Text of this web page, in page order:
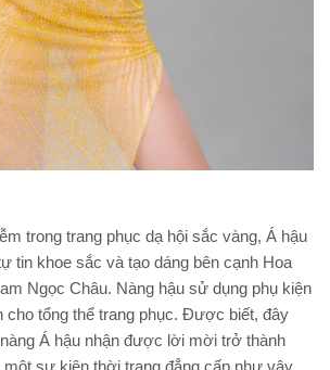
trong trang phục dạ hội sắc vàng, Á hậu
tin khoe sắc và tạo dáng bên cạnh Hoa
Ngọc Châu. Nàng hậu sử dụng phụ kiện
cho tổng thể trang phục. Được biết, đây
Á hậu nhận được lời mời trở thành
sự kiện thời trang đẳng cấp như vậy